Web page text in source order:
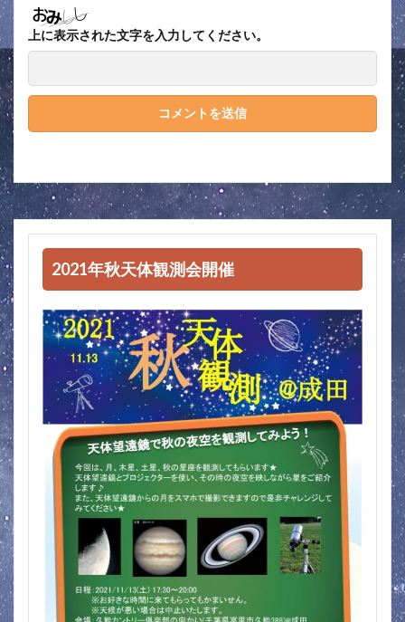
上に表示された文字を入力してください。
2021年秋天体観測会開催